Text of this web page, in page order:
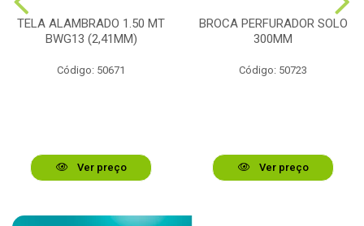
TELA ALAMBRADO 1.50 MT
BWG13 (2,41MM)
Código: 50671
Ver preço
BROCA PERFURADOR SOLO
300MM
Código: 50723
Ver preço